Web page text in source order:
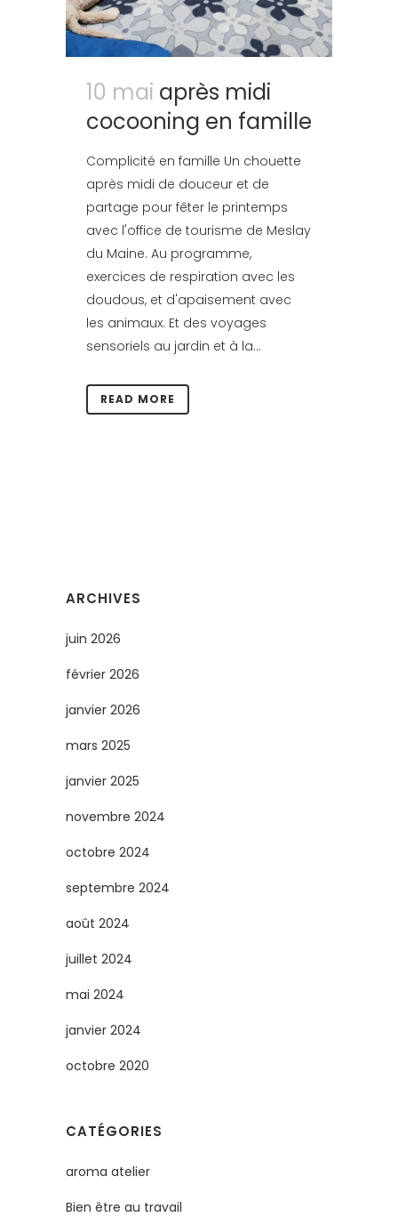
10 mai après midi
cocooning en famille
Complicité en famille Un chouette
après midi de douceur et de
partage pour fêter le printemps
avec l'office de tourisme de Meslay
du Maine. Au programme,
exercices de respiration avec les
doudous, et d'apaisement avec
les animaux. Et des voyages
sensoriels au jardin et à la...
READ MORE
ARCHIVES
juin 2026
février 2026
janvier 2026
mars 2025
janvier 2025
novembre 2024
octobre 2024
septembre 2024
août 2024
juillet 2024
mai 2024
janvier 2024
octobre 2020
CATÉGORIES
aroma atelier
Bien être au travail